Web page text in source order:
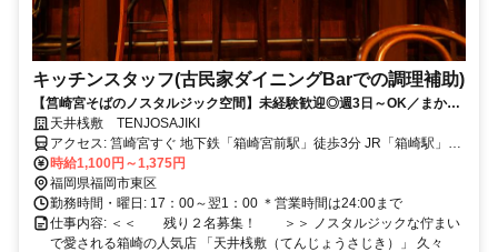
キッチンスタッフ(古民家ダイニングBarでの調理補助)
【筥崎宮そばのノスタルジック空間】未経験歓迎◎週3日～OK／まかな
い・社員登用あり／30代・40代活躍中
天井桟敷 TENJOSAJIKI
アクセス: 筥崎宮すぐ 地下鉄「箱崎宮前駅」徒歩3分 JR「箱崎駅」徒
歩8分 ＊バイク・自転車通勤ＯＫ ＊地下鉄・ JR共に駅チカで天神・
博多からも好アクセス！
時給1,100円～1,375円
福岡県福岡市東区
勤務時間・曜日: 17：00～翌1：00 ＊営業時間は24:00まで
仕事内容: ＜＜ 残り２名募集！ ＞＞ ノスタルジックな佇まい
で愛される箱崎の人気店 「天井桟敷（てんじょうさじき）」 久々